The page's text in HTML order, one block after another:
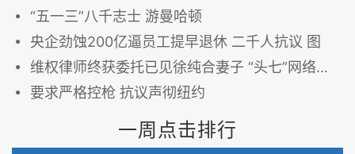
“五一三”八千志士 游曼哈顿
央企劲蚀200亿逼员工提早退休 二千人抗议 图
维权律师终获委托已见徐纯合妻子 “头七”网络掀“8点抗议”官媒渐转向
要求严格控枪 抗议声彻纽约
一周点击排行